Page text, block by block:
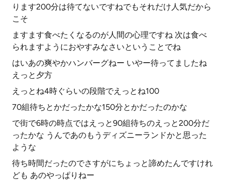
ります200分は待てないですねでもそれだけ人気だから
こそ
ますます食べたくなるのが人間の心理ですね 次は食べ
られますようにおやすみなさいということでね
はいあの爽やかハンバーグねー いやー待ってましたね
えっと夕方
えっとね4時ぐらいの段階でえっとね100
70組待ちとかだったかな150分とかだったのかな
で街で6時の時点ではえっと90組待ちのえっと200分だ
ったかな うんであのもうディズニーランドかと思った
ような
待ち時間だったのでさすがにちょっと諦めたんですけれ
ども あのやっぱりねー